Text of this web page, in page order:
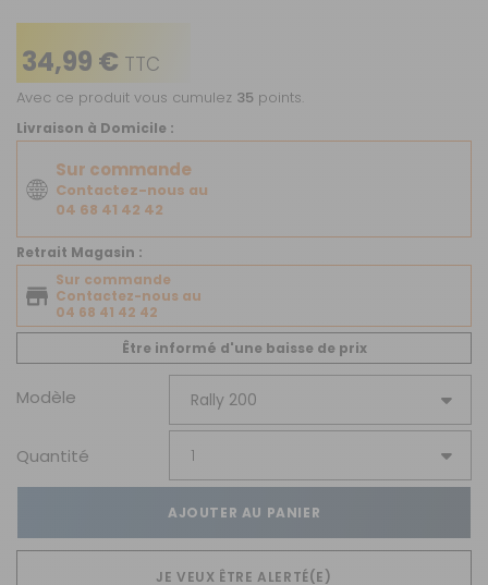
34,99 € TTC
Avec ce produit vous cumulez 35 points.
Livraison à Domicile :
Sur commande
Contactez-nous au
04 68 41 42 42
Retrait Magasin :
Sur commande
Contactez-nous au
04 68 41 42 42
Être informé d'une baisse de prix
Modèle
Quantité
AJOUTER AU PANIER
JE VEUX ÊTRE ALERTÉ(E)